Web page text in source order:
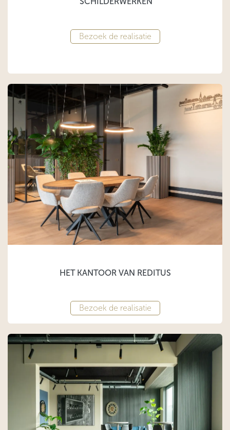
Bezoek de realisatie
HET KANTOOR VAN REDITUS
Bezoek de realisatie